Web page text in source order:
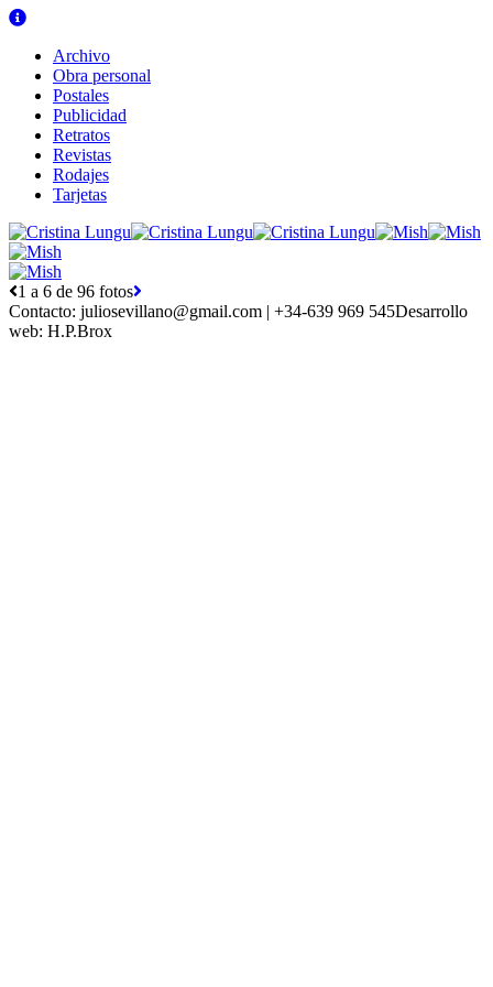
Archivo
Obra personal
Postales
Publicidad
Retratos
Revistas
Rodajes
Tarjetas
1 a 6 de 96 fotos
Contacto: juliosevillano@gmail.com | +34-639 969 545Desarrollo
web: H.P.Brox